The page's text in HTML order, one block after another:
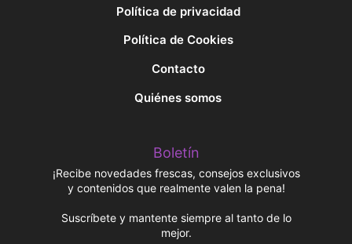
Política de privacidad
Política de Cookies
Contacto
Quiénes somos
Boletín
¡Recibe novedades frescas, consejos exclusivos
y contenidos que realmente valen la pena!
Suscríbete y mantente siempre al tanto de lo
mejor.